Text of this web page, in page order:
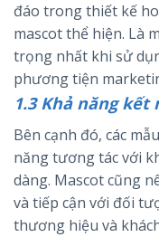
đáo trong thiết kế
mascot thể hiện. Là
trọng nhất khi sử
phương tiện
1.3 Khả năng
Bên cạnh đó, các
năng tương tác với
dàng. Mascot cũng
và tiếp cận với đối
thương hiệu và